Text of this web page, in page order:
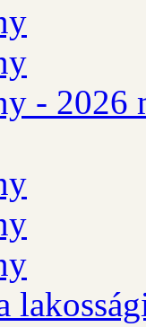
- 2026